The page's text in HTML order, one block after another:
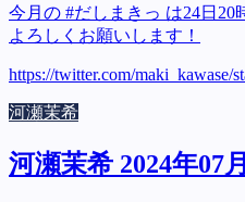
今月の #だしまきっ は24日20
よろしくお願いします！
https://twitter.com/maki_kawase/
河瀬茉希
河瀬茉希 2024年07